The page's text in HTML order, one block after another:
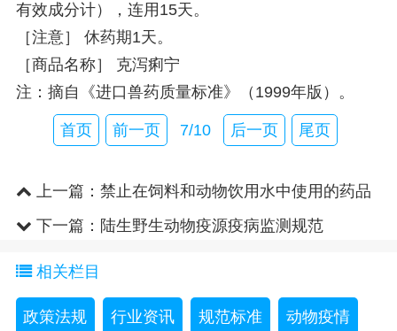
有效成分计），连用15天。
［注意］ 休药期1天。
［商品名称］ 克泻痢宁
注：摘自《进口兽药质量标准》（1999年版）。
首页 前一页 7/10 后一页 尾页
上一篇： 禁止在饲料和动物饮用水中使用的药品
品种目录
下一篇： 陆生野生动物疫源疫病监测规范
相关栏目
政策法规 行业资讯 规范标准 动物疫情